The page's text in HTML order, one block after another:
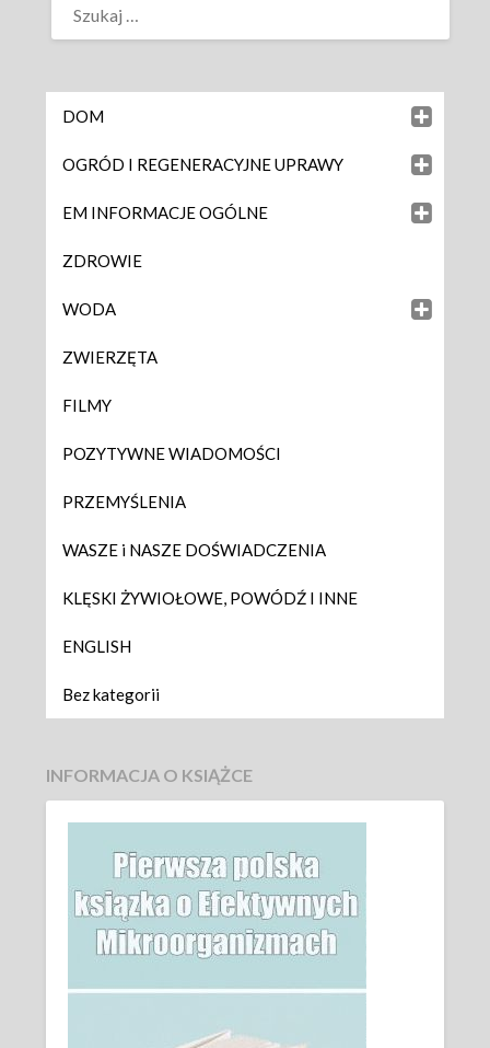
DOM
OGRÓD I REGENERACYJNE UPRAWY
EM INFORMACJE OGÓLNE
ZDROWIE
WODA
ZWIERZĘTA
FILMY
POZYTYWNE WIADOMOŚCI
PRZEMYŚLENIA
WASZE i NASZE DOŚWIADCZENIA
KLĘSKI ŻYWIOŁOWE, POWÓDŹ I INNE
ENGLISH
Bez kategorii
INFORMACJA O KSIĄŻCE